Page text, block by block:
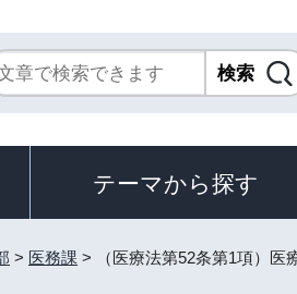
テーマから探す
> 医務課 > （医療法第52条第1項）医